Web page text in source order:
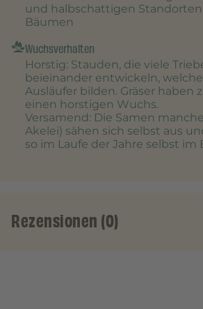
und halbschattigen
Bäumen
Wuchsverhalten
Horstig: Stauden, die viele
beieinander entwickeln,
Ausläufer bilden. Gräser haben
einen horstigen Wuchs.
Versamend: Die Samen
Akelei) sähen sich selbst aus
so im Laufe der Jahre selbst im
Rezensionen (0)